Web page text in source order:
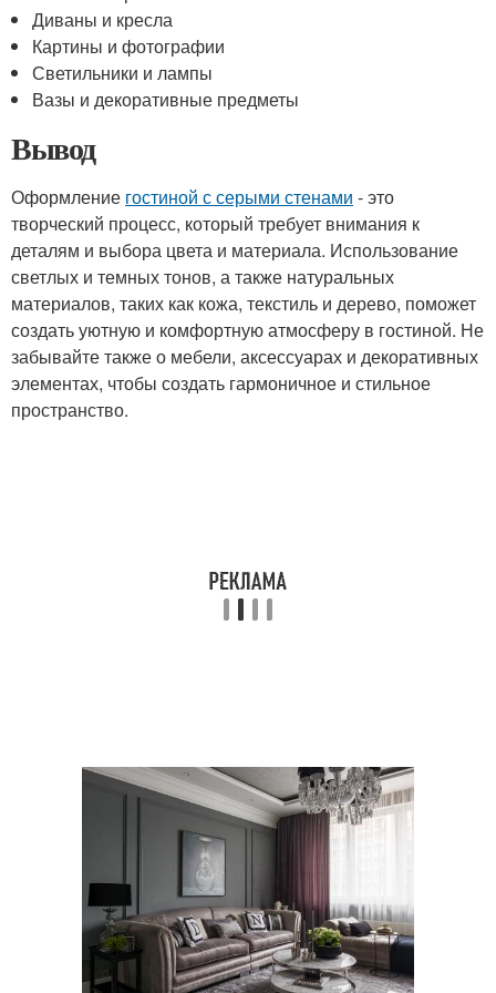
Диваны и кресла
Картины и фотографии
Светильники и лампы
Вазы и декоративные предметы
Вывод
Оформление гостиной с серыми стенами - это
творческий процесс, который требует внимания к
деталям и выбора цвета и материала. Использование
светлых и темных тонов, а также натуральных
материалов, таких как кожа, текстиль и дерево, поможет
создать уютную и комфортную атмосферу в гостиной. Не
забывайте также о мебели, аксессуарах и декоративных
элементах, чтобы создать гармоничное и стильное
пространство.